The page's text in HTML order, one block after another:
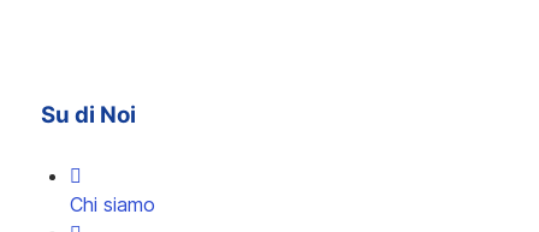
Su di Noi
Chi siamo